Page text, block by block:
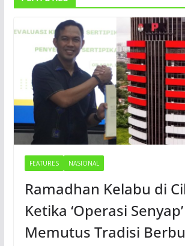
FEATURES NASIONAL
Ramadhan Kelabu di
Ketika ‘Operasi Senyap’
Memutus Tradisi